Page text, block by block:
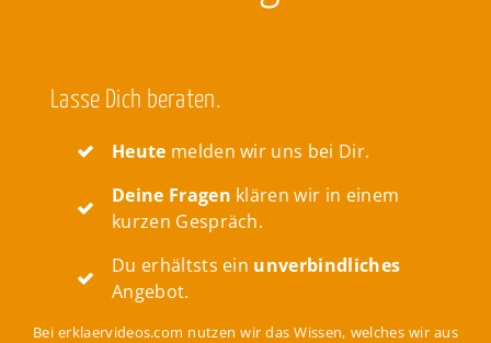
Lasse Dich beraten.
Heute melden wir uns bei Dir.
Deine Fragen klären wir in einem
kurzen Gespräch.
Du erhältsts ein unverbindliches
Angebot.
Bei erklaervideos.com nutzen wir das Wissen, welches wir aus